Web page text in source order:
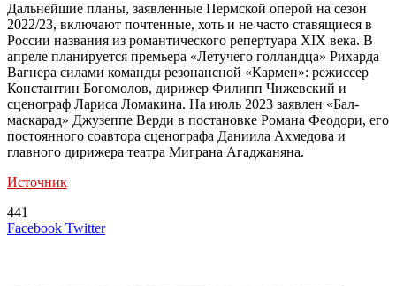
Дальнейшие планы, заявленные Пермской оперой на сезон
2022/23, включают почтенные, хоть и не часто ставящиеся в
России названия из романтического репертуара XIX века. В
апреле планируется премьера «Летучего голландца» Рихарда
Вагнера силами команды резонансной «Кармен»: режиссер
Константин Богомолов, дирижер Филипп Чижевский и
сценограф Лариса Ломакина. На июль 2023 заявлен «Бал-
маскарад» Джузеппе Верди в постановке Романа Феодори, его
постоянного соавтора сценографа Даниила Ахмедова и
главного дирижера театра Миграна Агаджаняна.
Источник
441
Facebook TwitterLinkedIn
Tumblr
Reddit
Вконтакте
Одноклассники
Skype
Messenger
Messenger
WhatsApp
Telegram
Viber
Line
Поделиться
Печатать